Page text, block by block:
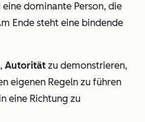
dominante Person, die
Ende steht eine bindende
Autorität zu demonstrieren,
eigenen Regeln zu führen
eine Richtung zu